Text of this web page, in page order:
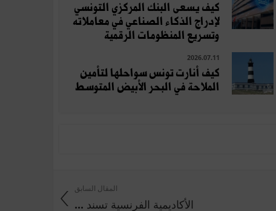
كيف يسعى البنك المركزي التونسي
لإدراج الذكاء الصناعي في معاملاته
وتسريع المنظومات الرقمية
2026.07.11
كيف أنارت تونس سواحلها لتأمين
الملاحة في البحر الأبيض المتوسط
المقال السابق
الأكاديمية الفرنسية تسند ...